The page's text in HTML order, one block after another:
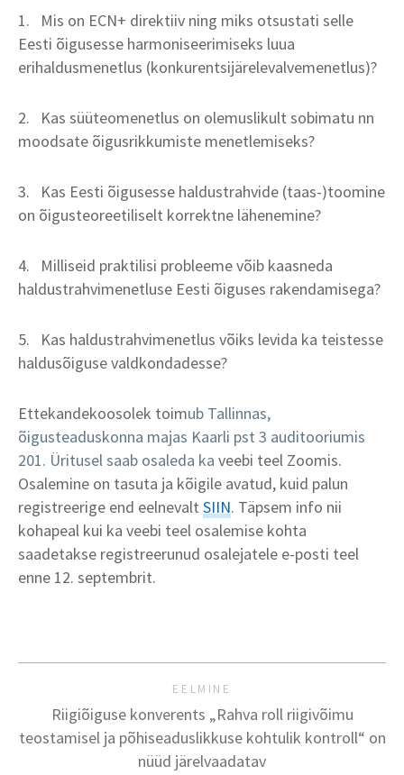
1. Mis on ECN+ direktiiv ning miks otsustati selle
Eesti õigusesse harmoniseerimiseks luua
erihaldusmenetlus (konkurentsijärelevalvemenetlus)?
2. Kas süüteomenetlus on olemuslikult sobimatu nn
moodsate õigusrikkumiste menetlemiseks?
3. Kas Eesti õigusesse haldustrahvide (taas-)toomine
on õigusteoreetiliselt korrektne lähenemine?
4. Milliseid praktilisi probleeme võib kaasneda
haldustrahvimenetluse Eesti õiguses rakendamisega?
5. Kas haldustrahvimenetlus võiks levida ka teistesse
haldusõiguse valdkondadesse?
Ettekandekoosolek toimub Tallinnas,
õigusteaduskonna majas Kaarli pst 3 auditooriumis
201. Üritusel saab osaleda ka veebi teel Zoomis.
Osalemine on tasuta ja kõigile avatud, kuid palun
registreerige end eelnevalt SIIN. Täpsem info nii
kohapeal kui ka veebi teel osalemise kohta
saadetakse registreerunud osalejatele e-posti teel
enne 12. septembrit.
EELMINE
Riigiõiguse konverents „Rahva roll riigivõimu
teostamisel ja põhiseaduslikkuse kohtulik kontroll“ on
nüüd järelvaadatav